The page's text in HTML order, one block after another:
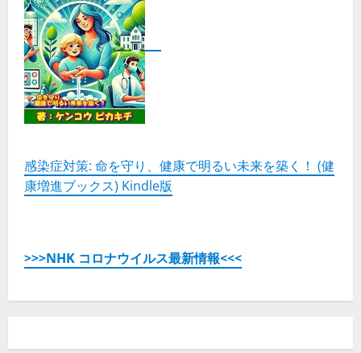
ト
と
デ
メ
リ
ッ
ト!!
【徹
底
解
説】
の
を
ご
覧
く
感染症対策: 命を守り、健康で明るい未来を築く！ (健
康増進ブックス) Kindle版
>>>NHK コロナウイルス最新情報<<<